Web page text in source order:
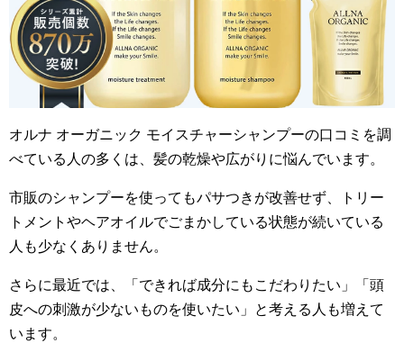
オルナ オーガニック モイスチャーシャンプーの口コミを調
べている人の多くは、髪の乾燥や広がりに悩んでいます。
市販のシャンプーを使ってもパサつきが改善せず、トリー
トメントやヘアオイルでごまかしている状態が続いている
人も少なくありません。
さらに最近では、「できれば成分にもこだわりたい」「頭
皮への刺激が少ないものを使いたい」と考える人も増えて
います。